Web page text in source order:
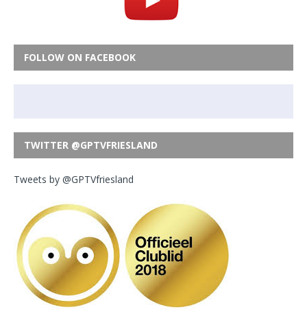
FOLLOW ON FACEBOOK
TWITTER @GPTVFRIESLAND
Tweets by @GPTVfriesland